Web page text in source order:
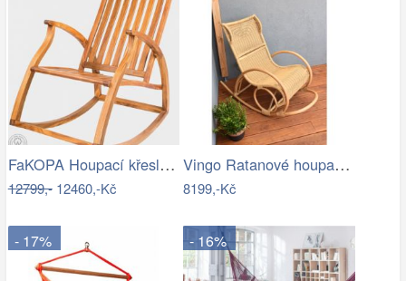
FaKOPA Houpací křeslo dřevěné teak…
12799,-12460,-Kč
Vingo Ratanové houpací křeslo
8199,-Kč
- 17% - 16%